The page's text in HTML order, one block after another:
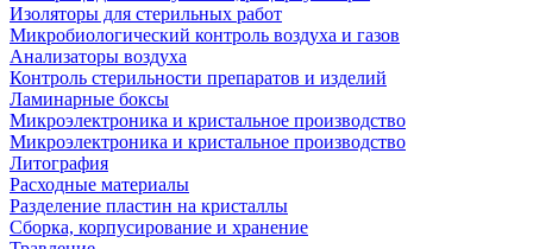
Изоляторы для стерильных работ
Микробиологический контроль воздуха и газов
Анализаторы воздуха
Контроль стерильности препаратов и изделий
Ламинарные боксы
Микроэлектроника и кристальное производство
Микроэлектроника и кристальное производство
Литография
Расходные материалы
Разделение пластин на кристаллы
Сборка, корпусирование и хранение